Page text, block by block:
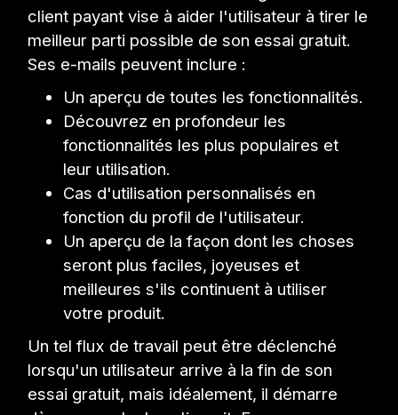
client payant vise à aider l'utilisateur à tirer le
meilleur parti possible de son essai gratuit.
Ses e-mails peuvent inclure :
Un aperçu de toutes les fonctionnalités.
Découvrez en profondeur les
fonctionnalités les plus populaires et
leur utilisation.
Cas d'utilisation personnalisés en
fonction du profil de l'utilisateur.
Un aperçu de la façon dont les choses
seront plus faciles, joyeuses et
meilleures s'ils continuent à utiliser
votre produit.
Un tel flux de travail peut être déclenché
lorsqu'un utilisateur arrive à la fin de son
essai gratuit, mais idéalement, il démarre